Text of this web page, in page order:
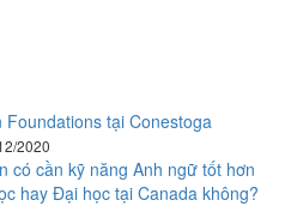
tại Conestoga
2020
có cần kỹ năng Anh ngữ tốt hơn
hay Đại học tại Canada không?